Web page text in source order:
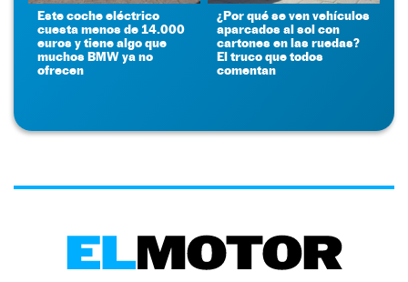
Este coche eléctrico
cuesta menos de 14.000
euros y tiene algo que
muchos BMW ya no
ofrecen
¿Por qué se ven vehículos
aparcados al sol con
cartones en las ruedas?
El truco que todos
comentan